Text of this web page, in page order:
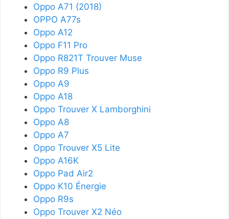
Oppo A71 (2018)
OPPO A77s
Oppo A12
Oppo F11 Pro
Oppo R821T Trouver Muse
Oppo R9 Plus
Oppo A9
Oppo A18
Oppo Trouver X Lamborghini
Oppo A8
Oppo A7
Oppo Trouver X5 Lite
Oppo A16K
Oppo Pad Air2
Oppo K10 Énergie
Oppo R9s
Oppo Trouver X2 Néo